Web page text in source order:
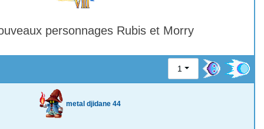
personnages Rubis et Morry
1
metal djidane 44